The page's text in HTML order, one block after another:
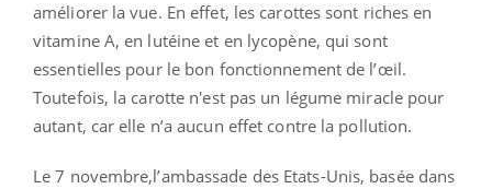
améliorer la vue. En effet, les carottes sont riches en
vitamine A, en lutéine et en lycopène, qui sont
essentielles pour le bon fonctionnement de l’œil.
Toutefois, la carotte n'est pas un légume miracle pour
autant, car elle n’a aucun effet contre la pollution.
Le 7 novembre,l’ambassade des Etats-Unis, basée dans